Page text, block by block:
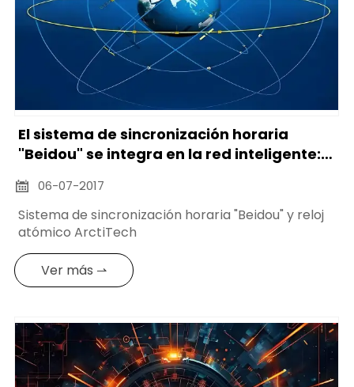
El sistema de sincronización horaria
"Beidou" se integra en la red inteligente:
la "base de seguridad" de la
sincronización horaria
 06-07-2017
Sistema de sincronización horaria "Beidou" y reloj
atómico ArctiTech
Ver más ⇀